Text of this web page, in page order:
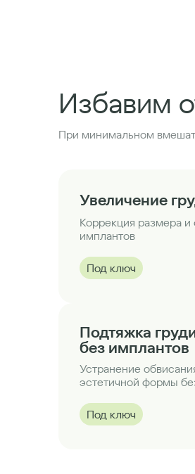
Избавим
При минимальном
Увеличение
Коррекция размера
имплантов
Под ключ
Подтяжка
без имплантов
Устранение
эстетичной формы
Под ключ